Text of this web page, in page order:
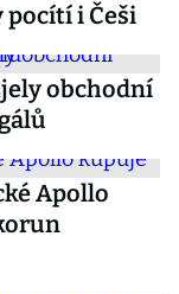
pocítí i Češi
obchodní
Apollo